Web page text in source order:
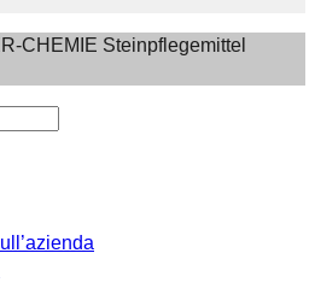
CHEMIE Steinpflegemittel